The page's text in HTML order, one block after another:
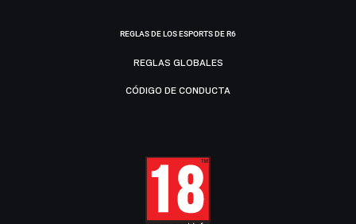
REGLAS DE LOS ESPORTS DE R6
REGLAS GLOBALES
CÓDIGO DE CONDUCTA